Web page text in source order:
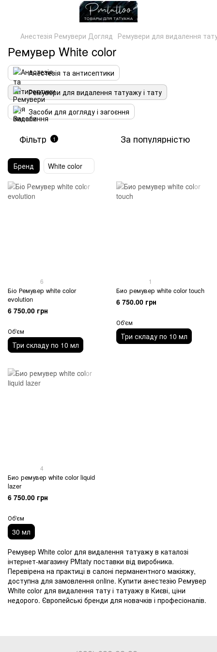
Анестезія Ремувери Догляд Ремувери для видалення
Ремувер White color
Анестезія та антисептики
Ремувери для видалення татуажу і тату
Засоби для догляду і загоєння
Фільтр 1 За популярністю
Бренд White color
6
Біо Ремувер white color
evolution
6 750.00 грн
Об'єм
Три складу по 10 мл
1
Био ремувер white color touch
6 750.00 грн
Об'єм
Три складу по 10 мл
4
Био ремувер white color liquid
lazer
6 750.00 грн
Об'єм
30 мл
Ремувер White color для видалення татуажу в каталозі
інтернет-магазину PMtaty поставки від виробника.
Перевірена на практиці в салоні перманентного макіяжу,
доступна для замовлення online. Купити анестезію Ремувер
White color для видалення тату і татуажу в Києві, ціни
недорого. Європейські бренди для новачків і професіоналів.